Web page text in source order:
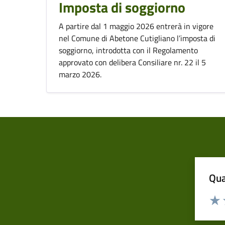
Imposta di soggiorno
A partire dal 1 maggio 2026 entrerà in vigore
nel Comune di Abetone Cutigliano l’imposta di
soggiorno, introdotta con il Regolamento
approvato con delibera Consiliare nr. 22 il 5
marzo 2026.